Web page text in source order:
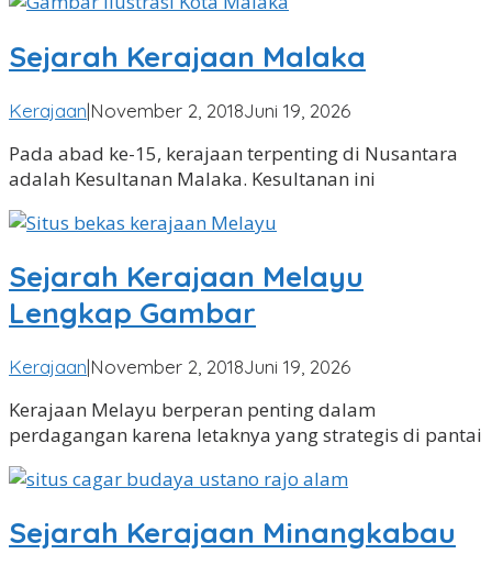
Sejarah Kerajaan Malaka
Kerajaan|November 2, 2018Juni 19, 2026oleh
Pradipa
Pada abad ke-15, kerajaan terpenting di Nusantara
adalah Kesultanan Malaka. Kesultanan ini
Sejarah Kerajaan Melayu
Lengkap Gambar
Kerajaan|November 2, 2018Juni 19, 2026oleh
Pradipa
Kerajaan Melayu berperan penting dalam
perdagangan karena letaknya yang strategis di pantai
Sejarah Kerajaan Minangkabau